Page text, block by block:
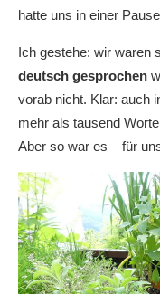
hatte uns in einer
Ich gestehe: wir waren
deutsch gesprochen
vorab nicht. Klar: auch
mehr als tausend
Aber so war es – für